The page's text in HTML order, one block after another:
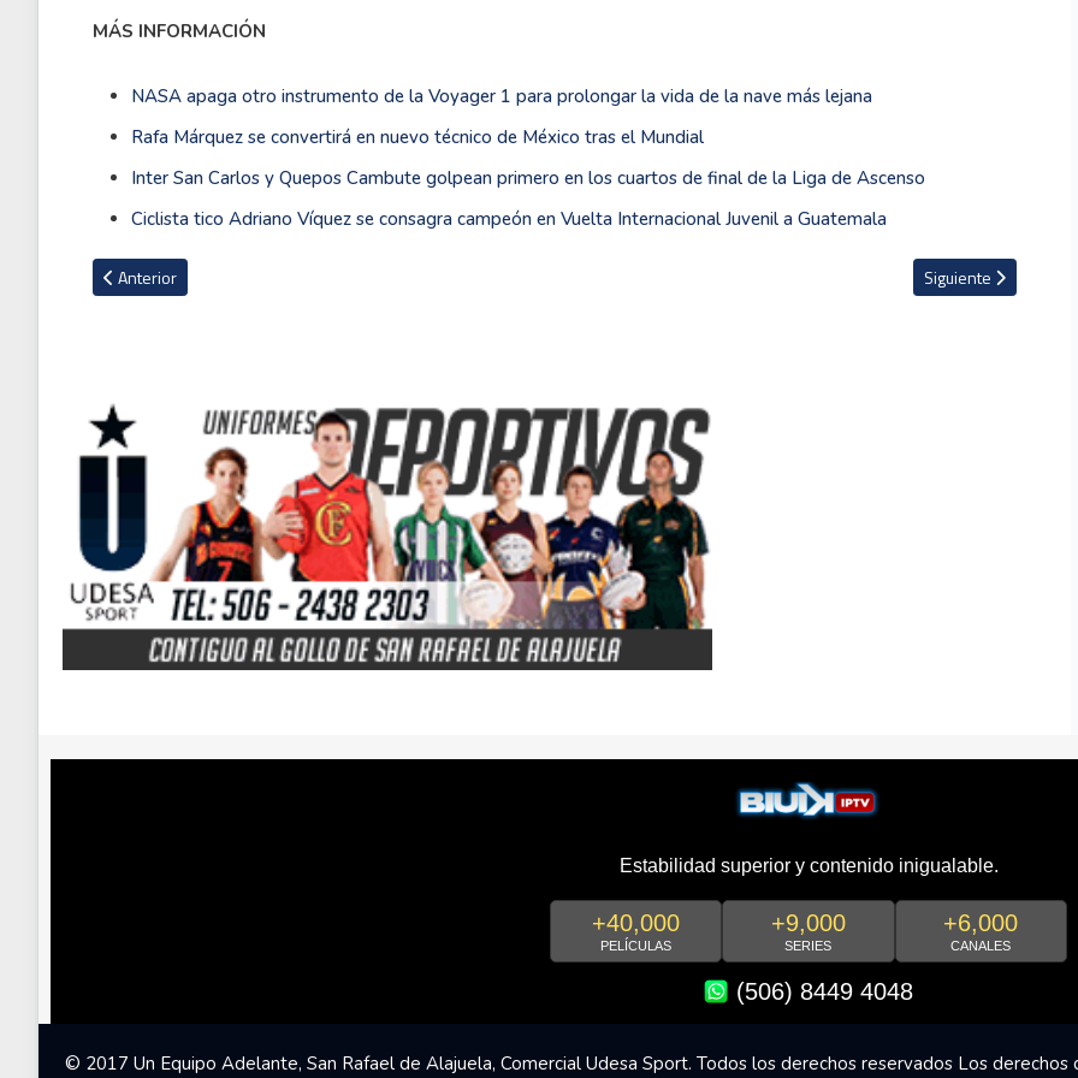
MÁS INFORMACIÓN
NASA apaga otro instrumento de la Voyager 1 para prolongar la vida de la nave más lejana
Rafa Márquez se convertirá en nuevo técnico de México tras el Mundial
Inter San Carlos y Quepos Cambute golpean primero en los cuartos de final de la Liga de Ascenso
Ciclista tico Adriano Víquez se consagra campeón en Vuelta Internacional Juvenil a Guatemala
Artículo anterior: Garnacho bajo fuego: críticas por su actitud reabren debate tras salida del Manchester United
Anterior Artículo siguiente:
Siguiente
Estabilidad superior y contenido inigualable.
+40,000
PELÍCULAS
+9,000
SERIES
+6,000
CANALES
(506) 8449 4048
© 2017 Un Equipo Adelante, San Rafael de Alajuela, Comercial Udesa Sport. Todos los derechos reservados Los